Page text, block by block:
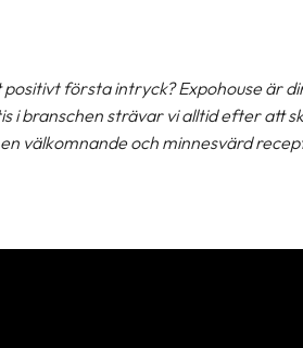
första intryck? Expohouse är
i branschen strävar vi alltid efter att
välkomnande och minnesvärd